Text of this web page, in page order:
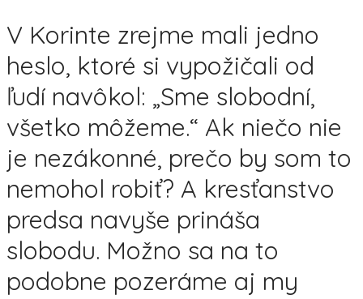
V Korinte zrejme mali jedno
heslo, ktoré si vypožičali od
ľudí navôkol: „Sme slobodní,
všetko môžeme.“ Ak niečo nie
je nezákonné, prečo by som to
nemohol robiť? A kresťanstvo
predsa navyše prináša
slobodu. Možno sa na to
podobne pozeráme aj my